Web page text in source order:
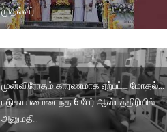
முதல்வர்
முன்விரோதம் காரணமாக ஏற்பட்ட மோதல்...
படுகாயமைடைந்த 6 பேர் ஆஸ்பத்திரியில்
அனுமதி..